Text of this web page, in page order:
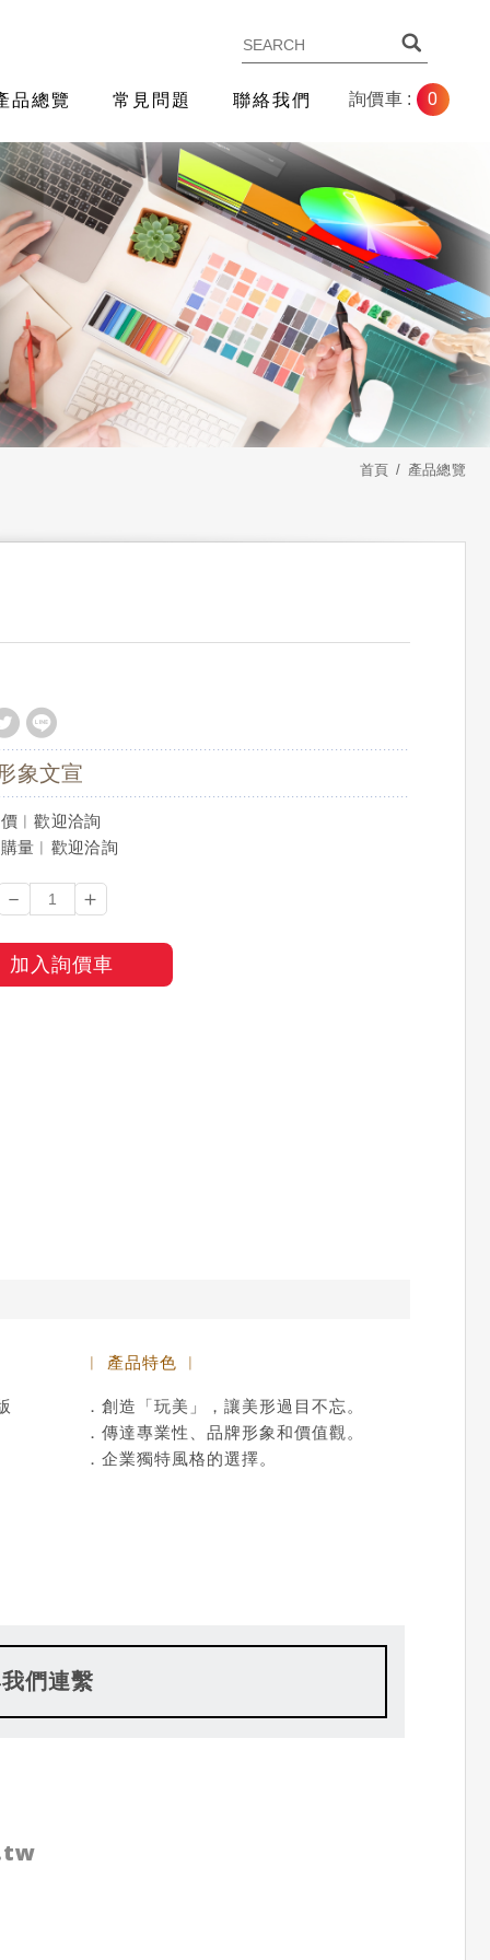
品總覽 常見問題 聯絡我們 詢價車 : 0
首頁 產品總覽
象文宣
︱歡迎洽詢
量︱歡迎洽詢
－ ＋
加入詢價車
︱ 產品特色 ︱
．創造「玩美」，讓美形過目不忘。
．傳達專業性、品牌形象和價值觀。
．企業獨特風格的選擇。
們連繫